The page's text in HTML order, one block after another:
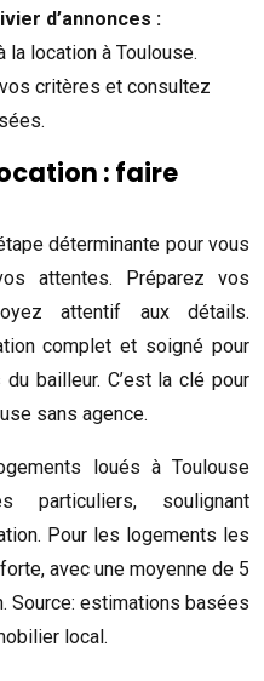
d’annonces :
location à Toulouse.
critères et consultez
: faire
déterminante pour vous
attentes. Préparez vos
attentif aux détails.
complet et soigné pour
bailleur. C’est la clé pour
sans agence.
loués à Toulouse
soulignant
Pour les logements les
avec une moyenne de 5
Source: estimations basées
local.